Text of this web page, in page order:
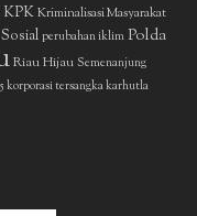
KPKKriminalisasi Masyarakat
perubahan iklim Polda
Riau Hijau Semenanjung
korporasi tersangka karhutla